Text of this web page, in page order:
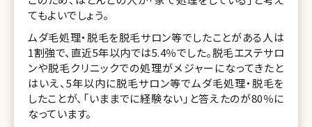
てもよいでしょう。
ムダ毛処理・脱毛を脱毛サロン等でしたことがある人は
1割強で、直近5年以内では5.4％でした。脱毛エステサロ
ンや脱毛クリニックでの処理がメジャーになってきたと
はいえ、5年以内に脱毛サロン等でムダ毛処理・脱毛を
したことが、「いままでに経験ない」と答えたのが80％に
なっています。